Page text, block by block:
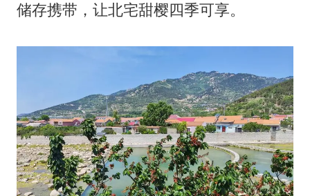
储存携带，让北宅甜樱四季可享。